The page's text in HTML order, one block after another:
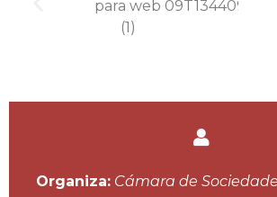
Organiza: Cámara de